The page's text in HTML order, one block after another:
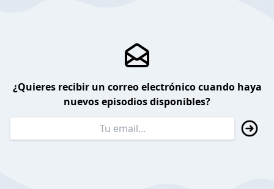
¿Quieres recibir un correo electrónico cuando haya
nuevos episodios disponibles?